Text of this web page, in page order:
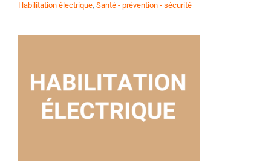
Habilitation électrique, Santé - prévention - sécurité